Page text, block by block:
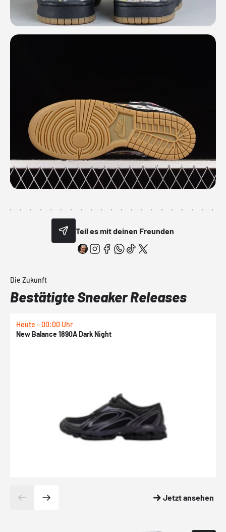
Teil es mit deinen Freunden
Die Zukunft
Bestätigte Sneaker Releases
Heute - 00:00 Uhr
New Balance 1890A Dark Night
Jetzt ansehen